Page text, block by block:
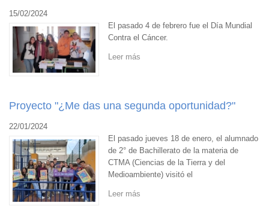
15/02/2024
El pasado 4 de febrero fue el Día Mundial
Contra el Cáncer.
Leer más
Proyecto "¿Me das una segunda oportunidad?"
22/01/2024
El pasado jueves 18 de enero, el alumnado
de 2° de Bachillerato de la materia de
CTMA (Ciencias de la Tierra y del
Medioambiente) visitó el
Leer más